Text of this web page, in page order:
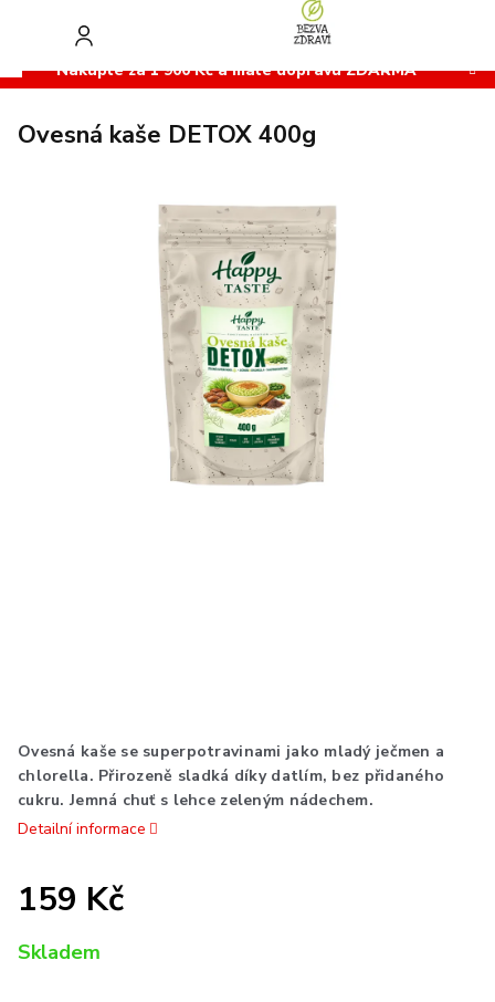
Nakupte za 1 900 Kč a máte dopravu ZDARMA
Ovesná kaše DETOX 400g
Ovesná kaše se superpotravinami jako mladý ječmen a
chlorella. Přirozeně sladká díky datlím, bez přidaného
cukru. Jemná chuť s lehce zeleným nádechem.
Detailní informace
159 Kč
cena:
Skladem